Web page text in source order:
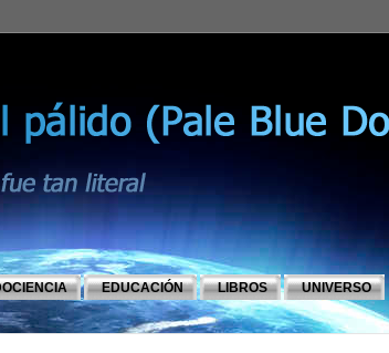
EDUCACIÓN LIBROS UNIVERSO